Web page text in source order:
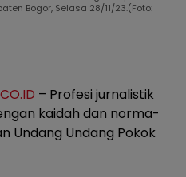
Bogor, Selasa 28/11/23.(Foto:
– Profesi jurnalistik
kaidah dan norma-
Undang Undang Pokok